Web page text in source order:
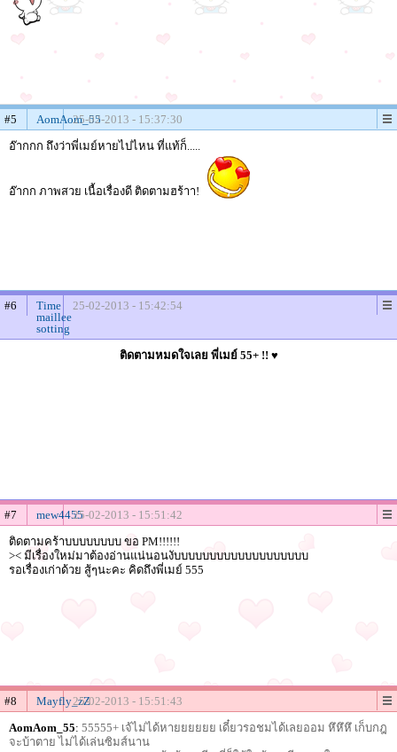
#5 AomAom_5525-02-2013 - 15:37:30
อ๊ากกก ถึงว่าพี่เมย์หายไปไหน ที่แท้ก็.....
อ๊ากก ภาพสวย เนื้อเรื่องดี ติดตามฮร้าา!
#6
Time
maillee
sotting
25-02-2013 - 15:42:54
ติดตามหมดใจเลย พี่เมย์ 55+ !! ♥
#7 mew445525-02-2013 - 15:51:42
ติดตามคร้าบบบบบบบบ ขอ PM!!!!!!
>< มีเรื่องใหม่มาต้องอ่านแน่นอนงับบบบบบบบบบบบบบบบบบบ
รอเรื่องเก่าด้วย สู้ๆนะคะ คิดถึงพี่เมย์ 555
#8 Mayfly_zZ25-02-2013 - 15:51:43
AomAom_55: 55555+ เจ้ไม่ได้หายยยยยย เดี๋ยวรอชมได้เลยออม หึหึหึ เก็บกฎ
จะบ้าตาย ไม่ได้เล่นซิมส์นาน